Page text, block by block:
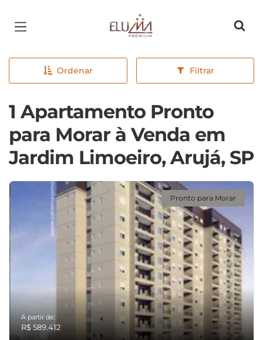
Página inicial
Ordenar Filtrar
1 Apartamento Pronto
para Morar à Venda em
Jardim Limoeiro, Arujá, SP
Pronto para Morar
A partir de:
R$ 589.412